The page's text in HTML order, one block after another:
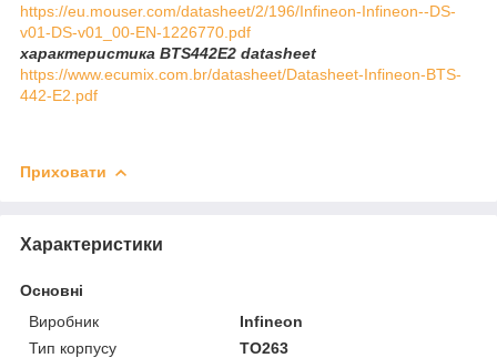
https://eu.mouser.com/datasheet/2/196/Infineon-Infineon--DS-
v01-DS-v01_00-EN-1226770.pdf
характеристика BTS442E2 datasheet
https://www.ecumix.com.br/datasheet/Datasheet-Infineon-BTS-
442-E2.pdf
Приховати
Характеристики
Основні
Виробник
Infineon
Тип корпусу
TO263